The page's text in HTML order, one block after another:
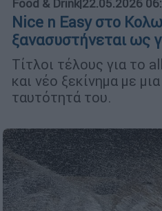
Food & Drink|22.05.2026
Nice n Easy στο
ξανασυστήνεται ως
Τίτλοι τέλους για το
και νέο ξεκίνημα με
ταυτότητά του.